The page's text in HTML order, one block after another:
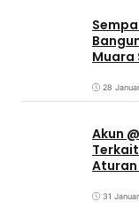
Muara
28
Akun
Aturan
31